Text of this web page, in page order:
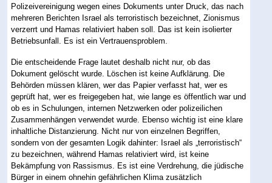
Polizeivereinigung wegen eines Dokuments unter Druck, das nach
mehreren Berichten Israel als terroristisch bezeichnet, Zionismus
verzerrt und Hamas relativiert haben soll. Das ist kein isolierter
Betriebsunfall. Es ist ein Vertrauensproblem.
Die entscheidende Frage lautet deshalb nicht nur, ob das
Dokument gelöscht wurde. Löschen ist keine Aufklärung. Die
Behörden müssen klären, wer das Papier verfasst hat, wer es
geprüft hat, wer es freigegeben hat, wie lange es öffentlich war und
ob es in Schulungen, internen Netzwerken oder polizeilichen
Zusammenhängen verwendet wurde. Ebenso wichtig ist eine klare
inhaltliche Distanzierung. Nicht nur von einzelnen Begriffen,
sondern von der gesamten Logik dahinter: Israel als „terroristisch“
zu bezeichnen, während Hamas relativiert wird, ist keine
Bekämpfung von Rassismus. Es ist eine Verdrehung, die jüdische
Bürger in einem ohnehin gefährlichen Klima zusätzlich